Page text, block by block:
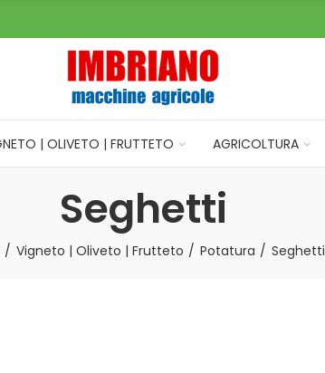
| OLIVETO | FRUTTETO AGRICOLTURA
Seghetti
Vigneto | Oliveto | Frutteto Potatura Seghetti